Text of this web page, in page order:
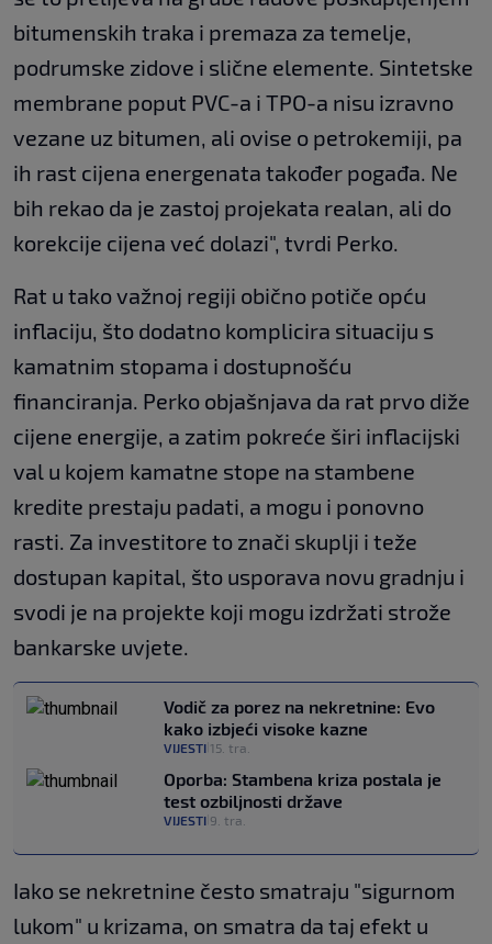
bitumenskih traka i premaza za temelje,
podrumske zidove i slične elemente. Sintetske
membrane poput PVC-a i TPO-a nisu izravno
vezane uz bitumen, ali ovise o petrokemiji, pa
ih rast cijena energenata također pogađa. Ne
bih rekao da je zastoj projekata realan, ali do
korekcije cijena već dolazi", tvrdi Perko.
Rat u tako važnoj regiji obično potiče opću
inflaciju, što dodatno komplicira situaciju s
kamatnim stopama i dostupnošću
financiranja. Perko objašnjava da rat prvo diže
cijene energije, a zatim pokreće širi inflacijski
val u kojem kamatne stope na stambene
kredite prestaju padati, a mogu i ponovno
rasti. Za investitore to znači skuplji i teže
dostupan kapital, što usporava novu gradnju i
svodi je na projekte koji mogu izdržati strože
bankarske uvjete.
Vodič za porez na nekretnine: Evo
kako izbjeći visoke kazne
VIJESTI 15. tra.
Oporba: Stambena kriza postala je
test ozbiljnosti države
VIJESTI 9. tra.
Iako se nekretnine često smatraju "sigurnom
lukom" u krizama, on smatra da taj efekt u